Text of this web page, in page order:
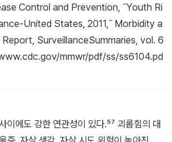
Control and Prevention, ˝Youth Ri
United States, 2011,˝ Morbidity a
SurveillanceSummaries, vol. 6
mmwr/pdf/ss/ss6104.pd
이에도 강한 연관성이 있다.⁵⁷ 괴롭힘의 대